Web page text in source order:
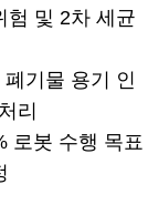
험 및 2차 세균
기물 용기 인
리
로봇 수행 목표